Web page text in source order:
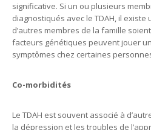
significative. Si un ou plusieurs
diagnostiqués avec le TDAH, il
d’autres membres de la famille
facteurs génétiques peuvent jouer
symptômes chez certaines
Co-morbidités
Le TDAH est souvent associé à
la dépression et les troubles de